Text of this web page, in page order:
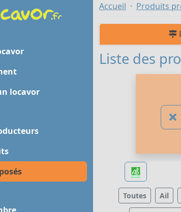
locavor
Accueil Produits
Liste des
Toutes Ail